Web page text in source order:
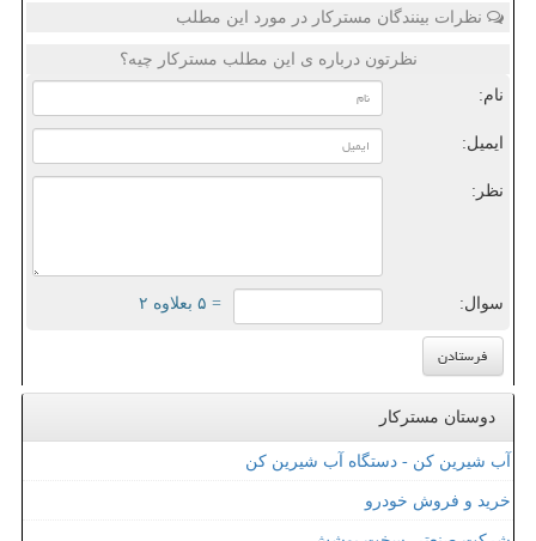
نظرات بینندگان مسترکار در مورد این مطلب
نظرتون درباره ی این مطلب مسترکار چیه؟
نام:
ایمیل:
نظر:
سوال: = ۵ بعلاوه ۲
دوستان مسترکار
آب شیرین کن - دستگاه آب شیرین کن
خرید و فروش خودرو